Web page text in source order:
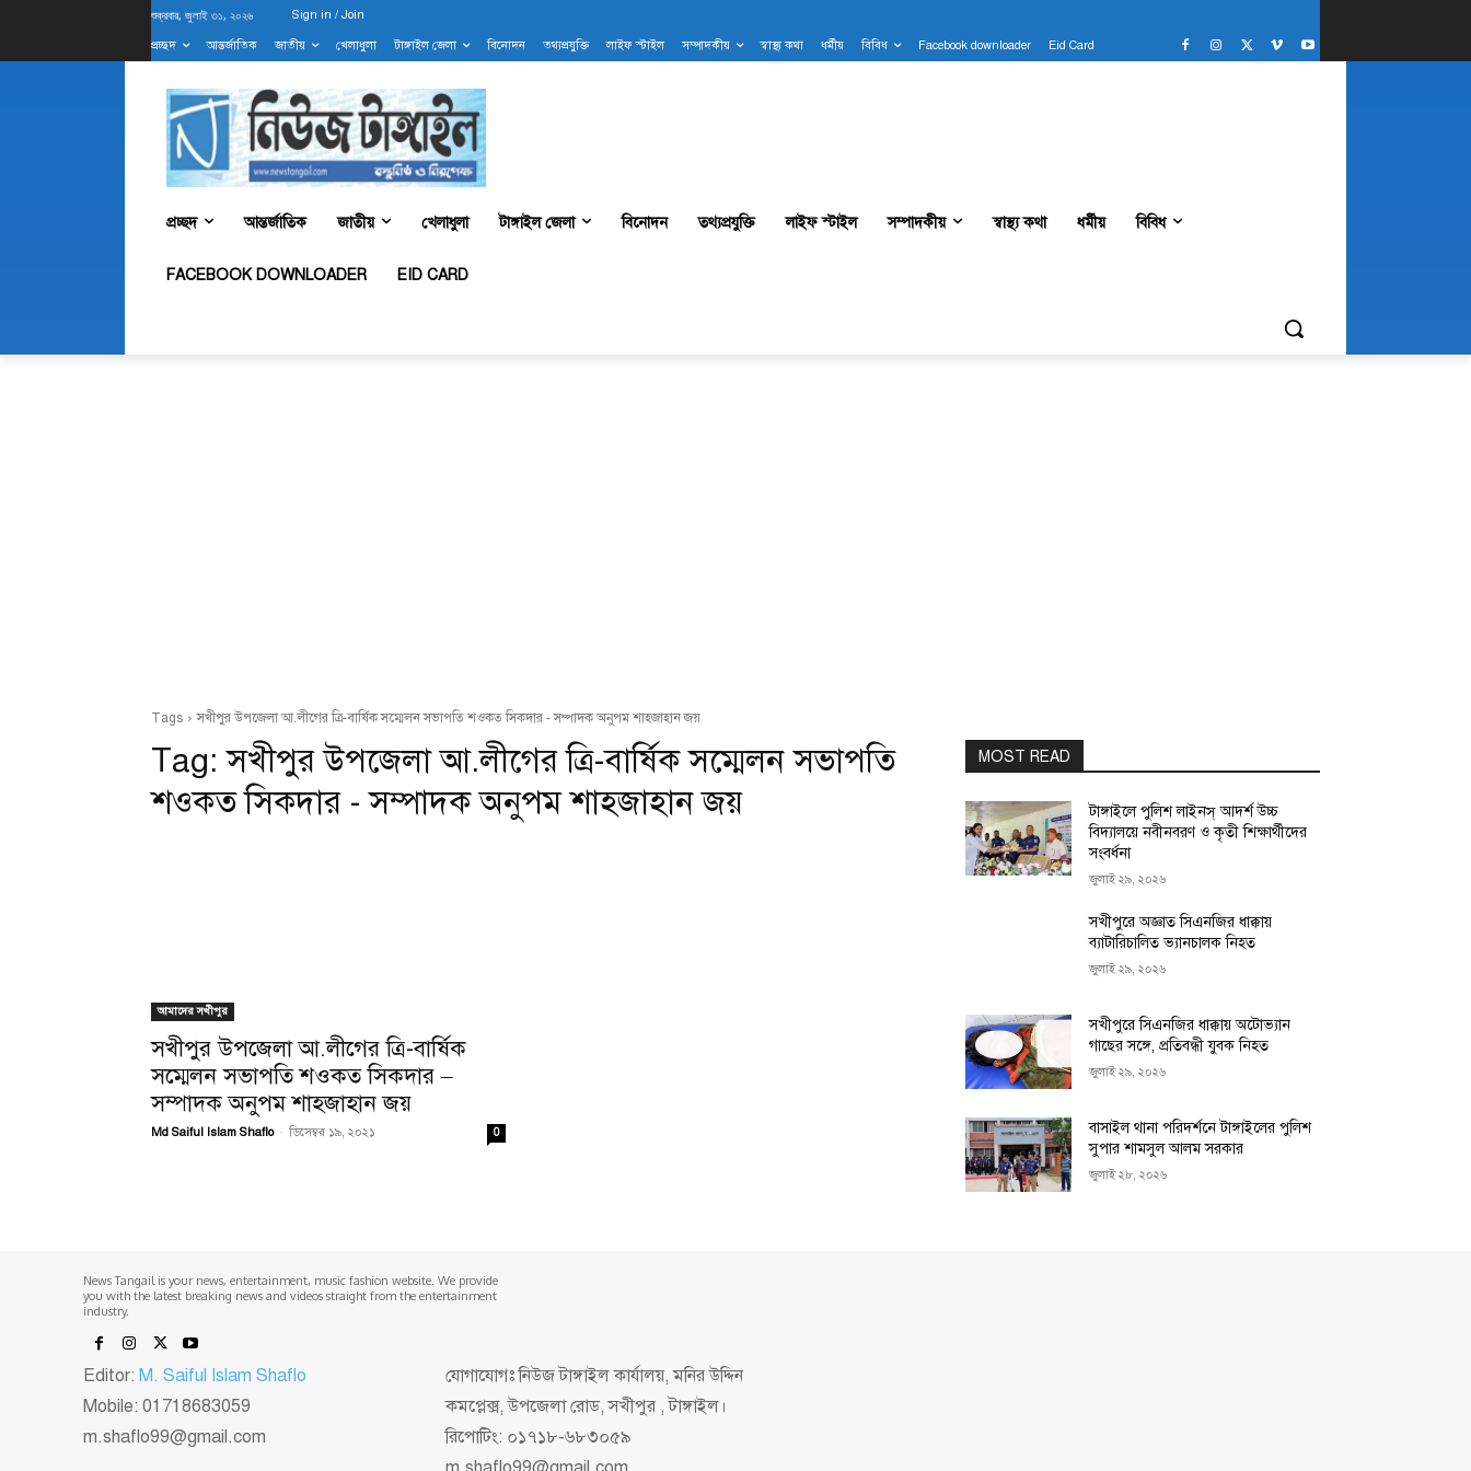
শুক্রবার, জুলাই ৩১, ২০২৬ Sign in / Join
প্রচ্ছদ আন্তর্জাতিক জাতীয় খেলাধুলা টাঙ্গাইল জেলা বিনোদন তথ্যপ্রযুক্তি লাইফ স্টাইল সম্পাদকীয় স্বাস্থ্য কথা ধর্মীয় বিবিধ Facebook downloader Eid Card
প্রচ্ছদ আন্তর্জাতিক জাতীয় খেলাধুলা টাঙ্গাইল জেলা বিনোদন তথ্যপ্রযুক্তি লাইফ স্টাইল সম্পাদকীয় স্বাস্থ্য কথা ধর্মীয় বিবিধ
FACEBOOK DOWNLOADER EID CARD
Tags সখীপুর উপজেলা আ.লীগের ত্রি-বার্ষিক সম্মেলন সভাপতি শওকত সিকদার - সম্পাদক অনুপম শাহজাহান জয়
Tag:সখীপুর উপজেলা আ.লীগের ত্রি-বার্ষিক সম্মেলন সভাপতি
শওকত সিকদার - সম্পাদক অনুপম শাহজাহান জয়
আমাদের সখীপুর
সখীপুর উপজেলা আ.লীগের ত্রি-বার্ষিক
সম্মেলন সভাপতি শওকত সিকদার –
সম্পাদক অনুপম শাহজাহান জয়
Md Saiful Islam Shaflo - ডিসেম্বর ১৯, ২০২১ 0
MOST READ
টাঙ্গাইলে পুলিশ লাইনস্ আদর্শ উচ্চ
বিদ্যালয়ে নবীনবরণ ও কৃতী শিক্ষার্থীদের
সংবর্ধনা
জুলাই ২৯, ২০২৬
সখীপুরে অজ্ঞাত সিএনজির ধাক্কায়
ব্যাটারিচালিত ভ্যানচালক নিহত
জুলাই ২৯, ২০২৬
সখীপুরে সিএনজির ধাক্কায় অটোভ্যান
গাছের সঙ্গে, প্রতিবন্ধী যুবক নিহত
জুলাই ২৯, ২০২৬
বাসাইল থানা পরিদর্শনে টাঙ্গাইলের পুলিশ
সুপার শামসুল আলম সরকার
জুলাই ২৮, ২০২৬
News Tangail is your news, entertainment, music fashion website. We provide
you with the latest breaking news and videos straight from the entertainment
industry.
Editor: M. Saiful Islam Shaflo
Mobile: 01718683059
m.shaflo99@gmail.com
যোগাযোগঃ নিউজ টাঙ্গাইল কার্যালয়, মনির উদ্দিন
কমপ্লেক্স, উপজেলা রোড, সখীপুর , টাঙ্গাইল।
রিপোটিং: ০১৭১৮-৬৮৩০৫৯